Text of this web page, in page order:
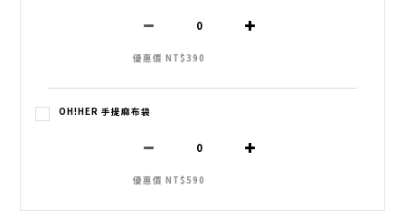
優惠價 NT$390
OH!HER 手提麻布袋
優惠價 NT$590